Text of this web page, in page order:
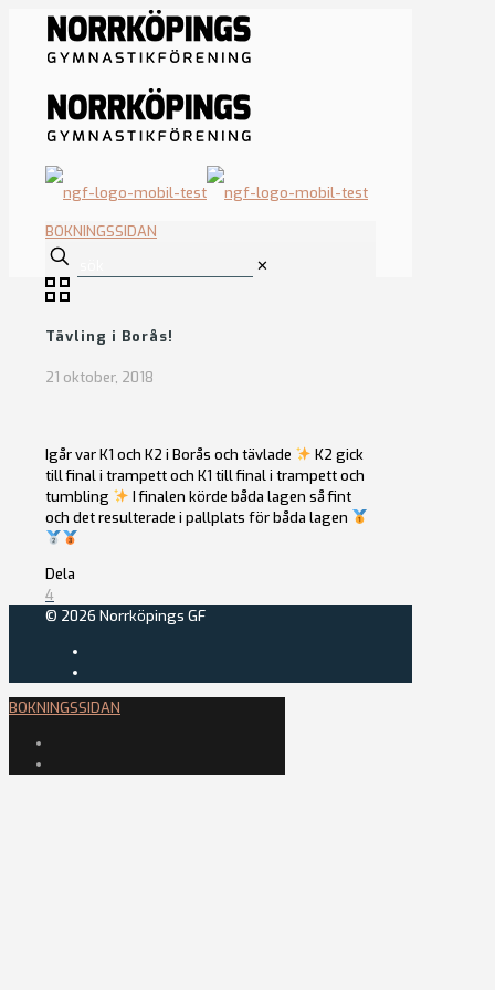
BOKNINGSSIDAN
✕
Tävling i Borås!
21 oktober, 2018
Igår var K1 och K2 i Borås och tävlade
K2 gick
till final i trampett och K1 till final i trampett och
tumbling
I finalen körde båda lagen så fint
och det resulterade i pallplats för båda lagen
Dela
4
© 2026 Norrköpings GF
BOKNINGSSIDAN